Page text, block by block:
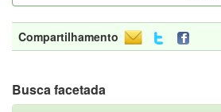
Compartilhamento
Busca facetada